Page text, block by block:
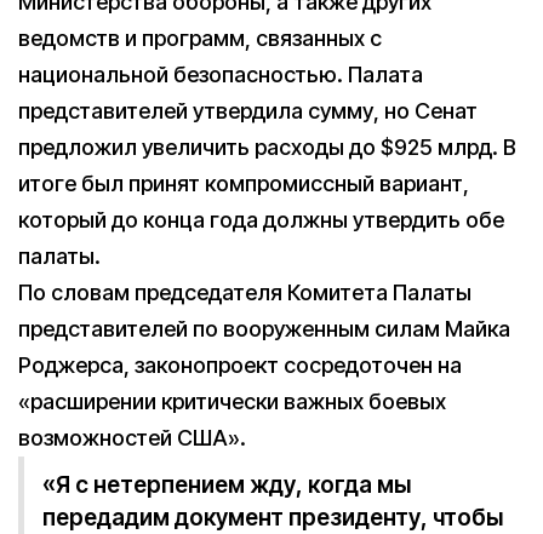
ведомств и программ, связанных с
национальной безопасностью. Палата
представителей утвердила сумму, но Сенат
предложил увеличить расходы до $925 млрд. В
итоге был принят компромиссный вариант,
который до конца года должны утвердить обе
палаты.
По словам председателя Комитета Палаты
представителей по вооруженным силам Майка
Роджерса, законопроект сосредоточен на
«расширении критически важных боевых
возможностей США».
«Я с нетерпением жду, когда мы
передадим документ президенту, чтобы